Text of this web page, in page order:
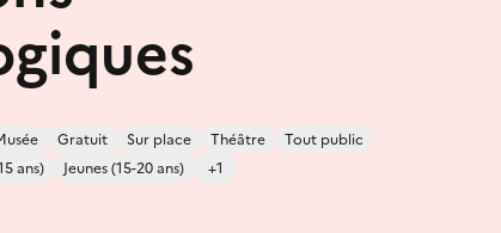
Gratuit Sur place Théâtre
Tout public
ans) Jeunes (15-20 ans) +1